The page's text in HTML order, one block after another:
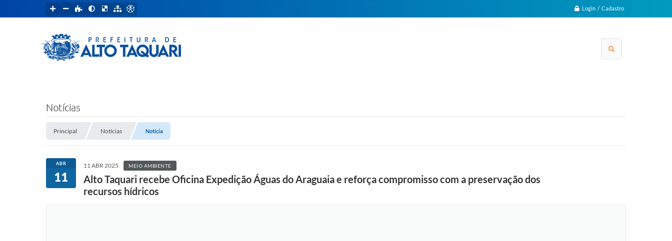
Login / Cadastro
Notícias
Principal Notícias Notícia
ABR
11
11 ABR 2025 MEIO AMBIENTE
Alto Taquari recebe Oficina Expedição Águas do Araguaia e reforça compromisso com a preservação dos
recursos hídricos